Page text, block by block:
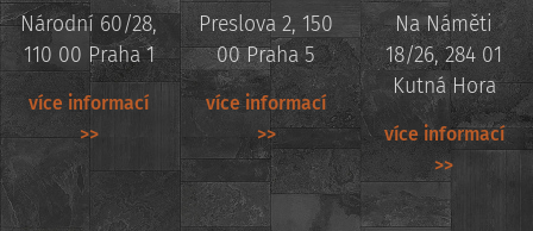
Národní 60/28,
110 00 Praha 1
více informací
>>
Preslova 2, 150
00 Praha 5
více informací
>>
Na Náměti
18/26, 284 01
Kutná Hora
více informací
>>